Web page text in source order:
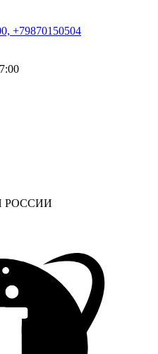
+79870150504
РОССИИ